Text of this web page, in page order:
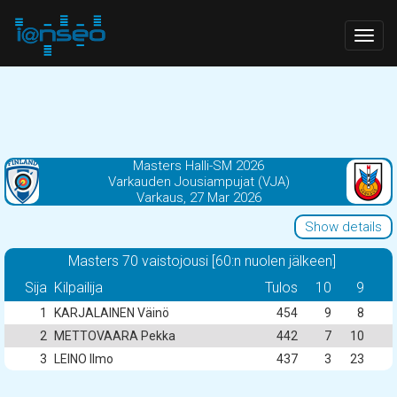
Masters Halli-SM 2026
Varkauden Jousiampujat (VJA)
Varkaus, 27 Mar 2026
Show details
Masters 70 vaistojousi [60:n nuolen jälkeen]
Sija Kilpailija Tulos 10 9
1 KARJALAINEN Väinö 454 9
8
2
METTOVAARA Pekka 442 7
10
3
LEINO Ilmo 437 3 23